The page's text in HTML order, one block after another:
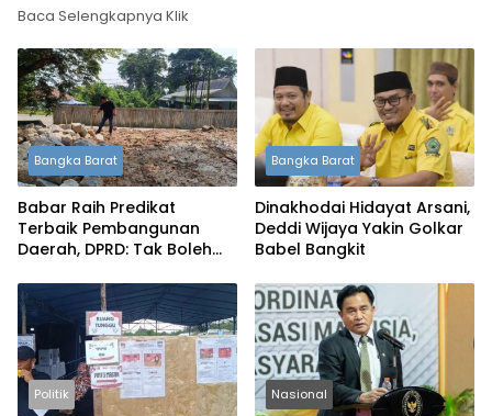
Baca Selengkapnya Klik
Bangka Barat
Babar Raih Predikat
Terbaik Pembangunan
Daerah, DPRD: Tak Boleh
Bangka Barat
Dinakhodai Hidayat Arsani,
Deddi Wijaya Yakin Golkar
Babel Bangkit
Politik Nasional